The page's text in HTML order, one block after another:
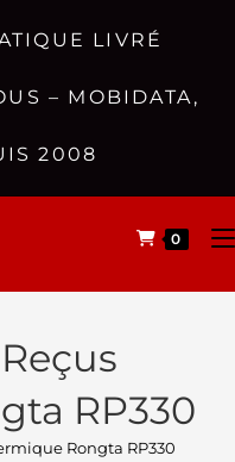
LIVRÉ
– MOBIDATA,
2008
0
RP330
Rongta RP330